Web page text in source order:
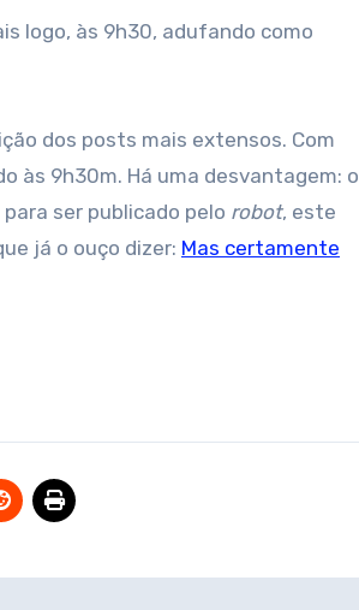
logo, às 9h30, adufando como
dos posts mais extensos. Com
às 9h30m. Há uma desvantagem: o
ser publicado pelo robot, este
já o ouço dizer: Mas certamente